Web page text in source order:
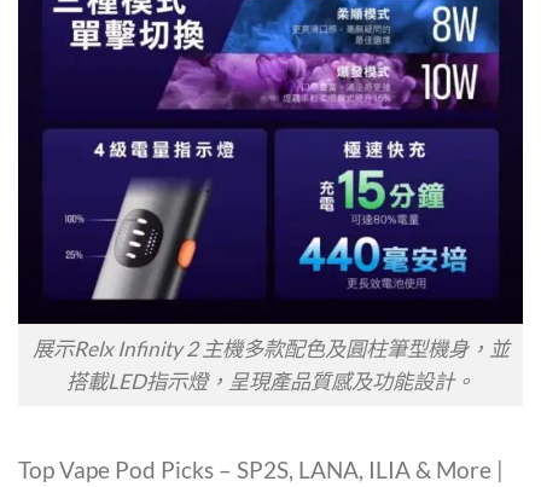
展示Relx Infinity 2 主機多款配色及圓柱筆型機身，並
搭載LED指示燈，呈現產品質感及功能設計。
Top Vape Pod Picks – SP2S, LANA, ILIA & More |